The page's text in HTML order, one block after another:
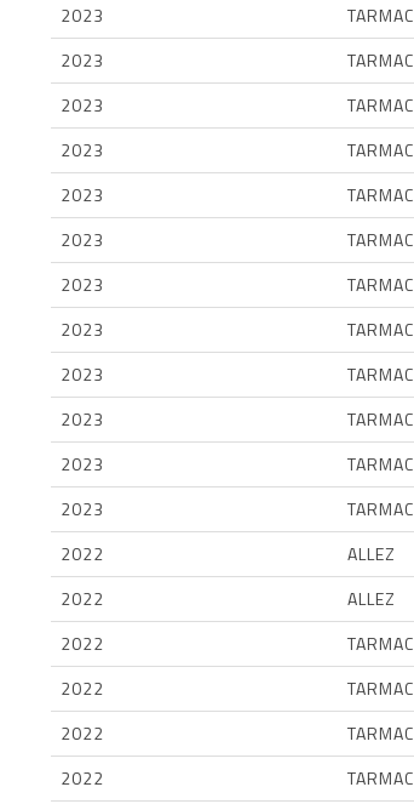
2023
TARMAC
2023
TARMAC
2023
TARMAC
2023
TARMAC
2023
TARMAC
2023
TARMAC
2023
TARMAC
2023
TARMAC
2023
TARMAC
2023
TARMAC
2023
TARMAC
2023
TARMAC
2022
ALLEZ
2022
ALLEZ
2022
TARMAC
2022
TARMAC
2022
TARMAC
2022
TARMAC